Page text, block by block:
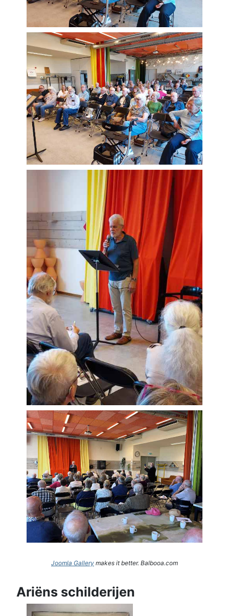
Joomla Gallery makes it better. Balbooa.com
Ariëns schilderijen